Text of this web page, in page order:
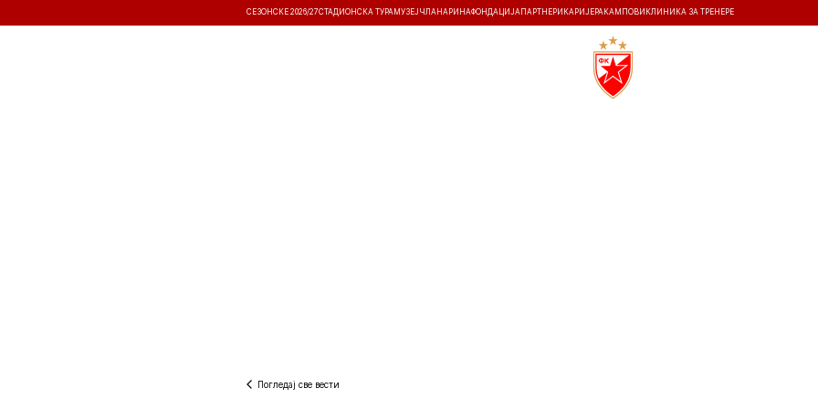
СЕЗОНСКЕ 2026/27СТАДИОНСКА ТУРА МУЗЕЈ ЧЛАНАРИНАФОНДАЦИЈА ПАРТНЕРИ КАРИЈЕРА КАМПОВИ КЛИНИКА ЗА ТРЕНЕРЕ
Погледај све вести